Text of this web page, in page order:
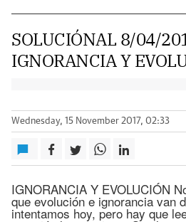
SOLUCIÓNAL 8/04/
IGNORANCIA Y
Wednesday, 15 November 2017, 02:33
IGNORANCIA Y EVOLUCIÓN
que evolución e ignorancia van
intentamos hoy, pero hay que